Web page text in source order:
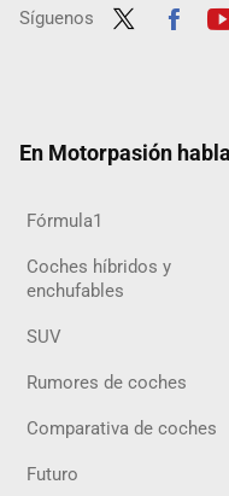
Síguenos
En Motorpasión
Fórmula1
Coches híbridos y
enchufables
SUV
Rumores de coches
Comparativa de coches
Futuro